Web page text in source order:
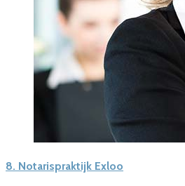
8. Notarispraktijk Exloo